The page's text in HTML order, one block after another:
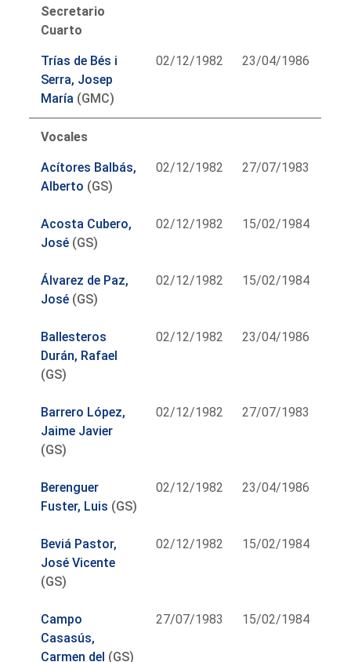
Secretario
Cuarto
Trías de Bés i
Serra, Josep
María (GMC)
02/12/1982 23/04/1986
Vocales
Acítores Balbás,
Alberto (GS)
02/12/1982 27/07/1983
Acosta Cubero,
José (GS)
02/12/1982 15/02/1984
Álvarez de Paz,
José (GS)
02/12/1982 15/02/1984
Ballesteros
Durán, Rafael
(GS)
02/12/1982 23/04/1986
Barrero López,
Jaime Javier
(GS)
02/12/1982 27/07/1983
Berenguer
Fuster, Luis (GS)
02/12/1982 23/04/1986
Beviá Pastor,
José Vicente
(GS)
02/12/1982 15/02/1984
Campo
Casasús,
Carmen del (GS)
27/07/1983 15/02/1984